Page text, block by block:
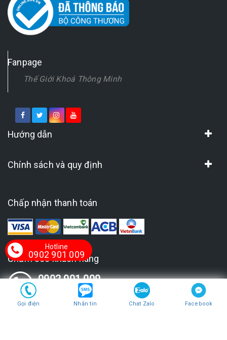
Fanpage
Thế Giới Khoá Thông Minh
Hướng dẫn
Chính sách và quy định
Chấp nhận thanh toán
Chăm sóc khách hàng
0902 901 009
Gọi điện Nhắn tin Chat Zalo Facebook
Hotline
0902 901 009